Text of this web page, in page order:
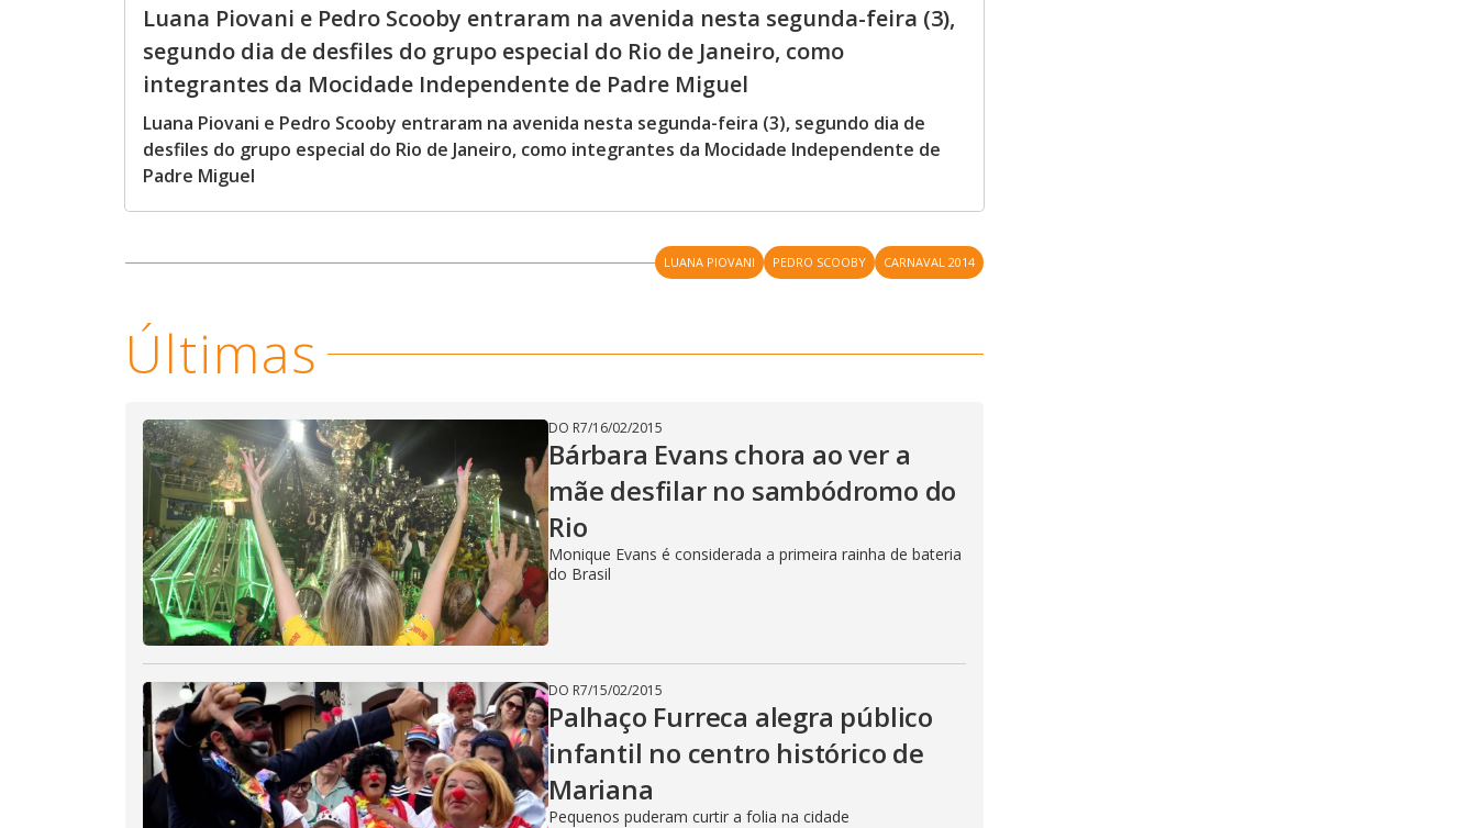
Luana Piovani e Pedro Scooby entraram na avenida nesta segunda-feira (3),
segundo dia de desfiles do grupo especial do Rio de Janeiro, como
integrantes da Mocidade Independente de Padre Miguel
Luana Piovani e Pedro Scooby entraram na avenida nesta segunda-feira (3), segundo dia de
desfiles do grupo especial do Rio de Janeiro, como integrantes da Mocidade Independente de
Padre Miguel
LUANA PIOVANI PEDRO SCOOBY CARNAVAL 2014
Últimas
DO R7/16/02/2015
Bárbara Evans chora ao ver a
mãe desfilar no sambódromo do
Rio
Monique Evans é considerada a primeira rainha de bateria
do Brasil
DO R7/15/02/2015
Palhaço Furreca alegra público
infantil no centro histórico de
Mariana
Pequenos puderam curtir a folia na cidade